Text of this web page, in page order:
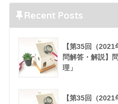
Recent Posts
【第35回（
問解答・解説】
理」
【第35回（